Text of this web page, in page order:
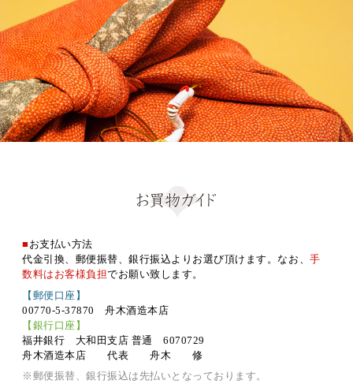
■ お支払い方法
代金引換、郵便振替、銀行振込よりお選び頂けます。なお、手
数料はお客様負担でお願い致します。
【郵便口座】
00770-5-37870 舟木酒造本店
【銀行口座】
福井銀行 大和田支店 普通 6070729
舟木酒造本店 代表 舟木 修
※郵便振替、銀行振込は先払いとなっております。